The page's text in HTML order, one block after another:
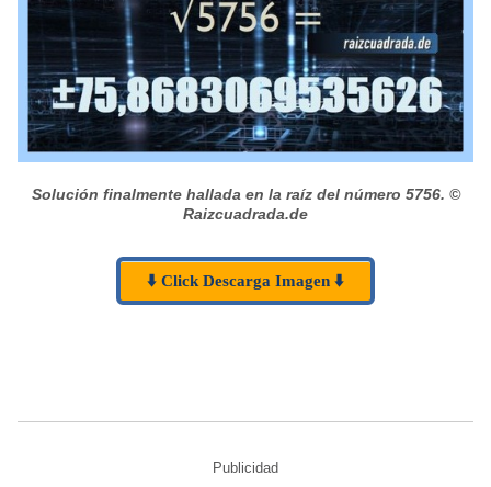
Solución finalmente hallada en la raíz del número 5756. ©
Raizcuadrada.de
⬇️ Click Descarga Imagen ⬇️
Publicidad